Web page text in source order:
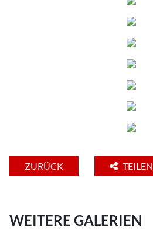
ZURÜCK TEILEN
WEITERE GALERIEN